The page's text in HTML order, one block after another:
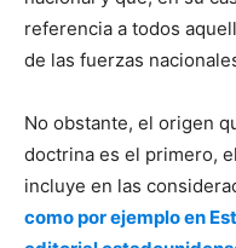
referencia a todos
de las fuerzas
No obstante, el origen
doctrina es el primero,
incluye en las
como por ejemplo en